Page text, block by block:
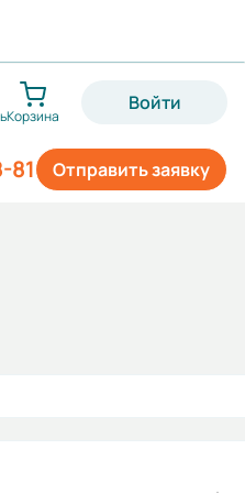
Корзина
Войти
Отправить заявку
81